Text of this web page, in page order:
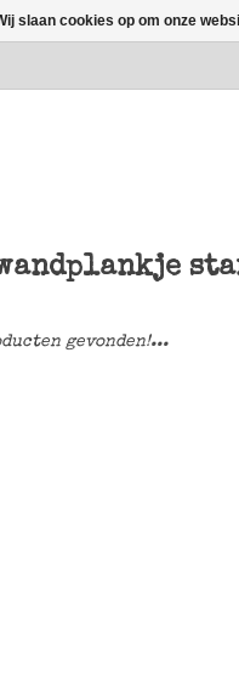
gevonden!...
slaan cookies op om onze